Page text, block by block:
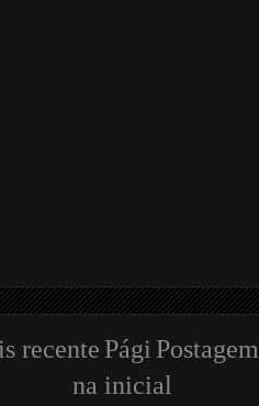
recente Pági
na inicial